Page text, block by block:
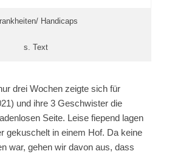
Handicaps
s. Text
drei Wochen zeigte sich für
und ihre 3 Geschwister die
Seite. Leise fiepend lagen
gekuschelt in einem Hof. Da keine
war, gehen wir davon aus, dass